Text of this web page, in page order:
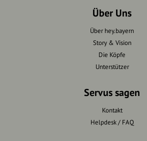
Über Uns
Über hey.bayern
Story & Vision
Die Köpfe
Unterstützer
Servus sagen
Kontakt
Helpdesk / FAQ